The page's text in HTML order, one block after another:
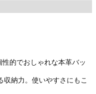
的でおしゃれな本革バッ
収納力。使いやすさにもこ